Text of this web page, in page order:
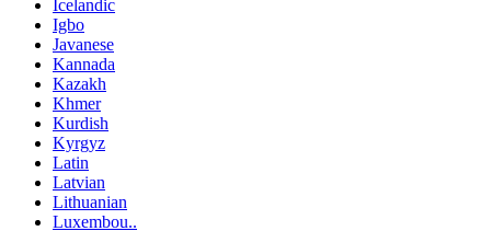
Icelandic
Igbo
Javanese
Kannada
Kazakh
Khmer
Kurdish
Kyrgyz
Latin
Latvian
Lithuanian
Luxembou..